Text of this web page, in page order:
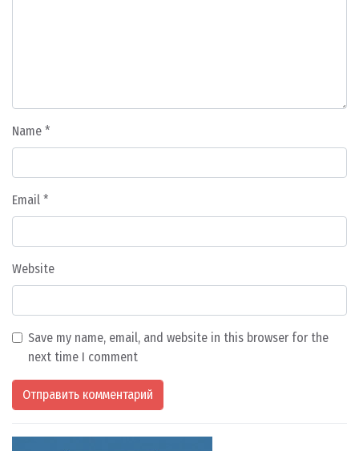
Name *
Email *
Website
Save my name, email, and website in this browser for the
next time I comment